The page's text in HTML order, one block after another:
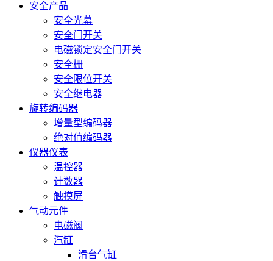
安全产品
安全光幕
安全门开关
电磁锁定安全门开关
安全栅
安全限位开关
安全继电器
旋转编码器
增量型编码器
绝对值编码器
仪器仪表
温控器
计数器
触摸屏
气动元件
电磁阀
汽缸
滑台气缸